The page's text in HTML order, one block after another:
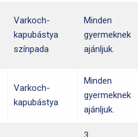
Varkoch-
kapubástya
színpada
Minden
gyermeknek
ajánljuk.
Varkoch-
kapubástya
Minden
gyermeknek
ajánljuk.